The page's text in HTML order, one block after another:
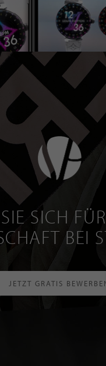
SICH
BEI
JETZT GRATIS